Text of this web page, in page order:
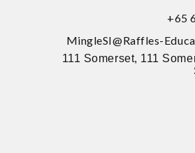
+65
MingleSI@Raffles-
111 Somerset, 111